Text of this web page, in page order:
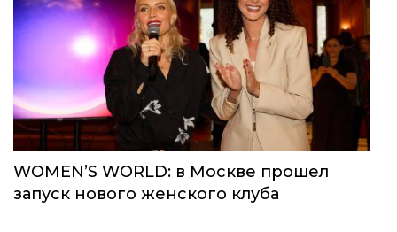
WOMEN’S WORLD: в Москве прошел
запуск нового женского клуба